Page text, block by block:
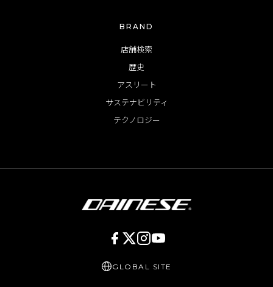
BRAND
店舗検索
歴史
アスリート
サステナビリティ
テクノロジー
GLOBAL SITE